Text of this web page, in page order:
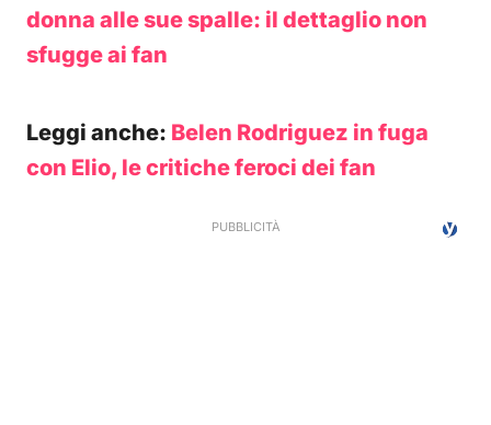
donna alle sue spalle: il dettaglio non
sfugge ai fan
Leggi anche: Belen Rodriguez in fuga
con Elio, le critiche feroci dei fan